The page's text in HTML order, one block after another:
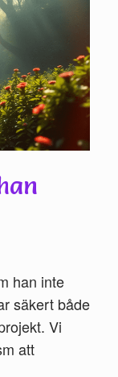
han inte
säkert både
Vi
att